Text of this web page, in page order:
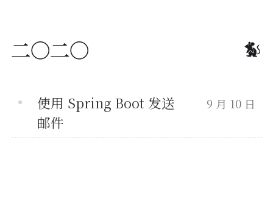
二〇二〇
使用 Spring Boot 发送
邮件
9 月 10 日